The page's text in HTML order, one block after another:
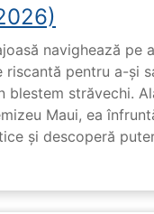
navighează pe
riscantă pentru a-și
blestem străvechi.
Maui, ea
și descoperă